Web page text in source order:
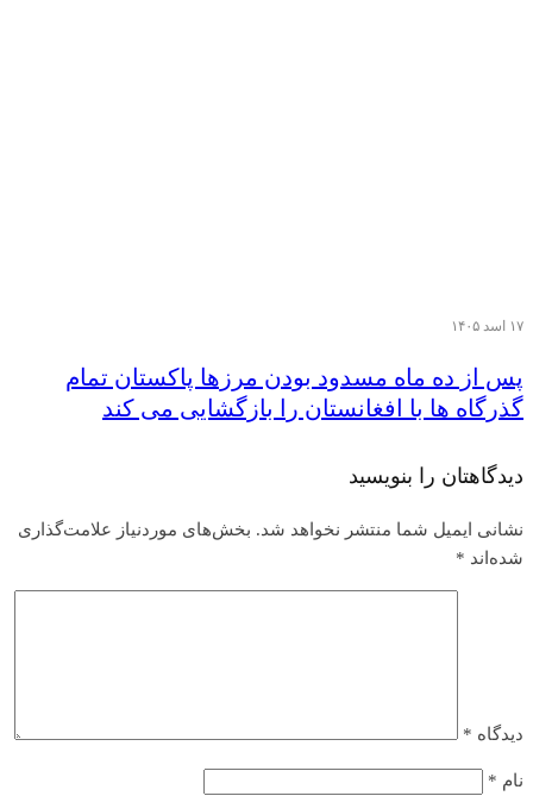
۱۷ اسد ۱۴۰۵
پس از ده ماه مسدود بودن مرزها پاکستان تمام
گذرگاه ها با افغانستان را بازگشایی می کند
دیدگاهتان را بنویسید
نشانی ایمیل شما منتشر نخواهد شد. بخش‌های موردنیاز علامت‌گذاری
شده‌اند *
دیدگاه *
نام *